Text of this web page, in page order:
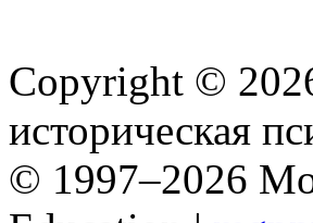
Copyright ©
историческая
© 1997–2026